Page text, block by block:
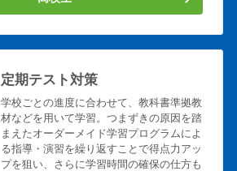
定期テスト対策
学校ごとの進度に合わせて、教科書準拠教
材などを用いて学習。つまずきの原因を踏
まえたオーダーメイド学習プログラムによ
る指導・演習を繰り返すことで得点力アッ
プを狙い、さらに学習時間の確保の仕方も